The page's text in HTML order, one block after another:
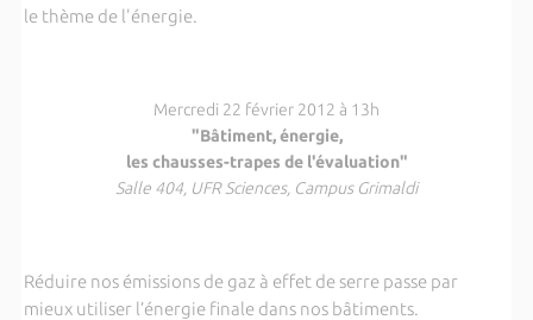
le thème de l'énergie.
Mercredi 22 février 2012 à 13h
"Bâtiment, énergie,
les chausses-trapes de l'évaluation"
Salle 404, UFR Sciences, Campus Grimaldi
Réduire nos émissions de gaz à effet de serre passe par
mieux utiliser l’énergie finale dans nos bâtiments.